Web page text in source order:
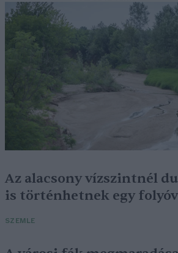
Az alacsony vízszintnél
is történhetnek egy
SZEMLE